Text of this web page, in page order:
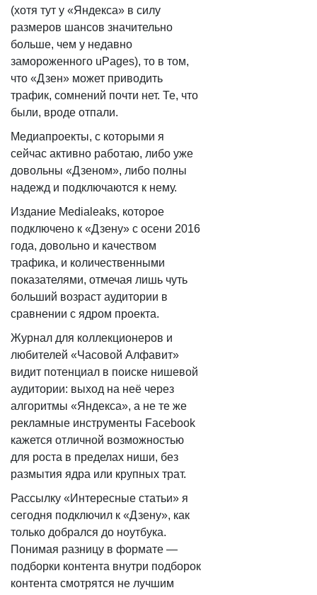
(хотя тут у «Яндекса» в силу
размеров шансов значительно
больше, чем у недавно
замороженного uPages), то в том,
что «Дзен» может приводить
трафик, сомнений почти нет. Те, что
были, вроде отпали.
Медиапроекты, с которыми я
сейчас активно работаю, либо уже
довольны «Дзеном», либо полны
надежд и подключаются к нему.
Издание Medialeaks, которое
подключено к «Дзену» с осени 2016
года, довольно и качеством
трафика, и количественными
показателями, отмечая лишь чуть
больший возраст аудитории в
сравнении с ядром проекта.
Журнал для коллекционеров и
любителей «Часовой Алфавит»
видит потенциал в поиске нишевой
аудитории: выход на неё через
алгоритмы «Яндекса», а не те же
рекламные инструменты Facebook
кажется отличной возможностью
для роста в пределах ниши, без
размытия ядра или крупных трат.
Рассылку «Интересные статьи» я
сегодня подключил к «Дзену», как
только добрался до ноутбука.
Понимая разницу в формате —
подборки контента внутри подборок
контента смотрятся не лучшим